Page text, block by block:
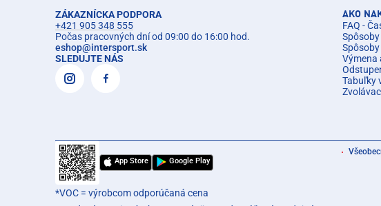
ZÁKAZNÍCKA PODPORA
+421 905 348 555
Počas pracovných dní od 09:00 do 16:00 hod.
eshop@intersport.sk
SLEDUJTE NÁS
AKO
FAQ -
Výmena
Tabuľky
App Store Google Play
*VOC = výrobcom odporúčaná cena